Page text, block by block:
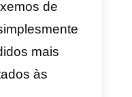
modelos
WhatsApp